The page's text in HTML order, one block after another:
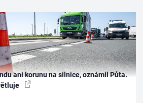
ani korunu na silnice, oznámil Půta.